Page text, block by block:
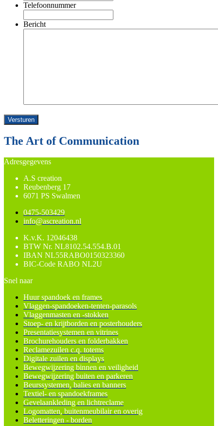
Telefoonnummer
Bericht
Versturen
The Art of Communication
Adresgegevens
A.S creation
Reubenberg 17
6071 PS Swalmen
0475-503429
info@ascreation.nl
K.v.K. 12046438
BTW Nr. NL8102.54.554.B.01
IBAN NL55RABO0150323360
BIC-Code RABO NL2U
Snel naar
Huur spandoek en frames
Vlaggen-spandoeken-tenten-parasols
Vlaggenmasten en -stokken
Stoep- en krijtborden en posterhouders
Presentatiesystemen en vitrines
Brochurehouders en folderbakken
Reclamezuilen c.q. totems
Digitale zuilen en displays
Bewegwijzering binnen en veiligheid
Bewegwijzering buiten en parkeren
Beurssystemen, balies en banners
Textiel- en spandoekframes
Gevelaankleding en lichtreclame
Logomatten, buitenmeubilair en overig
Beletteringen - borden